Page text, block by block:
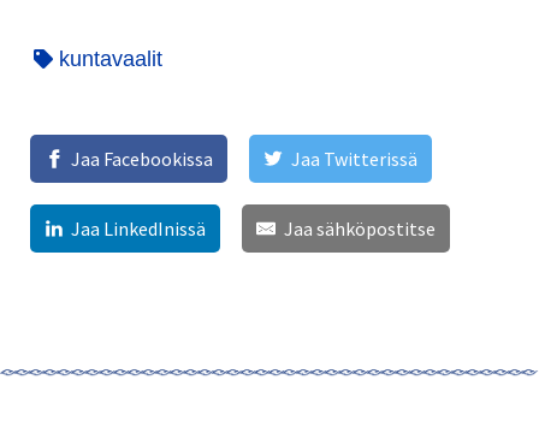
kuntavaalit
Jaa Facebookissa Jaa Twitterissä
Jaa LinkedInissä Jaa sähköpostitse